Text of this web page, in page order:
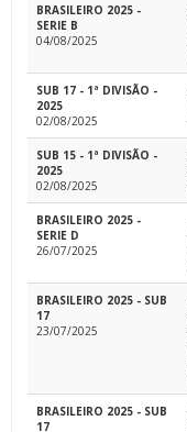
BRASILEIRO 2025 -
SERIE B
04/08/2025
SUB 17 - 1ª DIVISÃO -
2025
02/08/2025
SUB 15 - 1ª DIVISÃO -
2025
02/08/2025
BRASILEIRO 2025 -
SERIE D
26/07/2025
BRASILEIRO 2025 - SUB
17
23/07/2025
BRASILEIRO 2025 - SUB
17